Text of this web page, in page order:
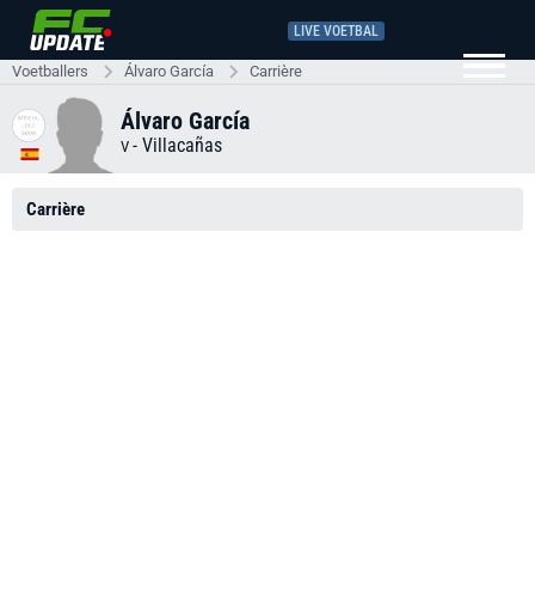
LIVE VOETBAL
Voetballers Álvaro García Carrière
Álvaro García
V - Villacañas
Carrière